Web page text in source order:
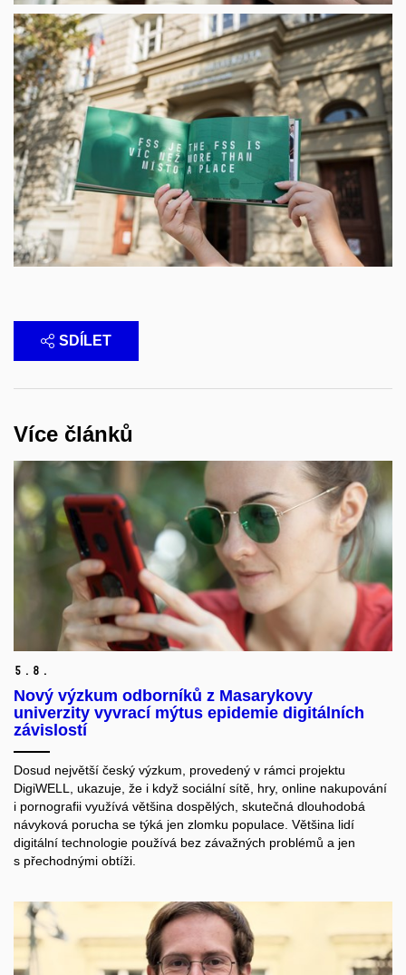
SDÍLET
Více článků
5. 8.
Nový výzkum odborníků z Masarykovy
univerzity vyvrací mýtus epidemie digitálních
závislostí
Dosud největší český výzkum, provedený v rámci projektu
DigiWELL, ukazuje, že i když sociální sítě, hry, online nakupování
i pornografii využívá většina dospělých, skutečná dlouhodobá
návyková porucha se týká jen zlomku populace. Většina lidí
digitální technologie používá bez závažných problémů a jen
s přechodnými obtíži.